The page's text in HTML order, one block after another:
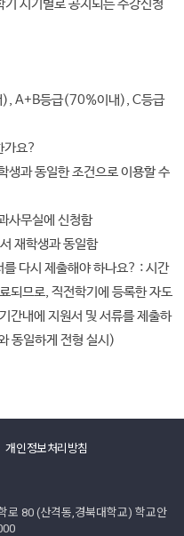
시기별로 공지되는 수강신청
), A+B등급(70%이내), C등급
가요?
생과 동일한 조건으로 이용할 수
사무실에 신청함
재학생과 동일함
다시 제출해야 하나요? : 시간
되므로, 직전학기에 등록한 자도
간내에 지원서 및 서류를 제출하
동일하게 전형 실시)
개인정보처리방침
로 80 (산격동,경북대학교) 학교안